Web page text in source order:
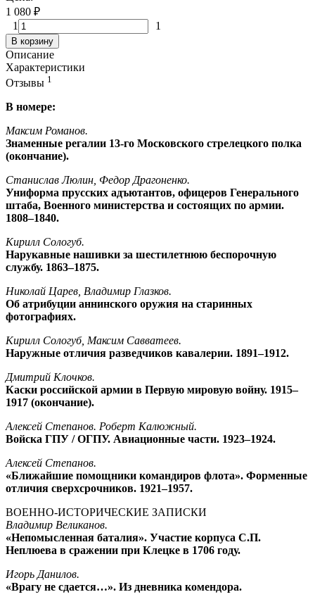
1 080 ₽
1
1
В корзину
Описание
Характеристики
Отзывы 1
В номере:
Максим Романов.
Знаменные регалии 13-го Московского стрелецкого полка
(окончание).
Станислав Люлин, Федор Драгоненко.
Униформа прусских адъютантов, офицеров Генерального
штаба, Военного министерства и состоящих по армии.
1808–1840.
Кирилл Сологуб.
Нарукавные нашивки за шестилетнюю беспорочную
службу. 1863–1875.
Николай Царев, Владимир Глазков.
Об атрибуции аннинского оружия на старинных
фотографиях.
Кирилл Сологуб, Максим Савватеев.
Наружные отличия разведчиков кавалерии. 1891–1912.
Дмитрий Клочков.
Каски российской армии в Первую мировую войну. 1915–
1917 (окончание).
Алексей Степанов. Роберт Калюжный.
Войска ГПУ / ОГПУ. Авиационные части. 1923–1924.
Алексей Степанов.
«Ближайшие помощники командиров флота». Форменные
отличия сверхсрочников. 1921–1957.
ВОЕННО-ИСТОРИЧЕСКИЕ ЗАПИСКИ
Владимир Великанов.
«Непомысленная баталия». Участие корпуса С.П.
Неплюева в сражении при Клецке в 1706 году.
Игорь Данилов.
«Врагу не сдается…». Из дневника комендора.